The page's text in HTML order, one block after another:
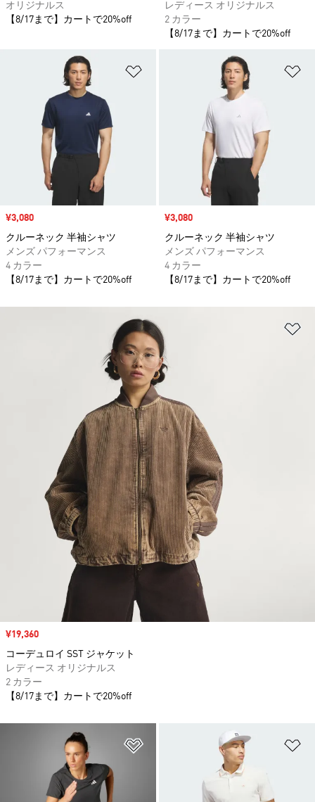
オリジナルス
【8/17まで】カートで20%off
レディース オリジナルス
2 カラー
【8/17まで】カートで20%off
ほしいものリストに追加
セール価格
¥3,080
クルーネック 半袖シャツ
メンズ パフォーマンス
4 カラー
【8/17まで】カートで20%off
セール価格
¥3,080
クルーネック 半袖シャツ
メンズ パフォーマンス
4 カラー
【8/17まで】カートで20%off
ほしいものリストに追加
セール価格
¥19,360
コーデュロイ SST ジャケット
レディース オリジナルス
2 カラー
【8/17まで】カートで20%off